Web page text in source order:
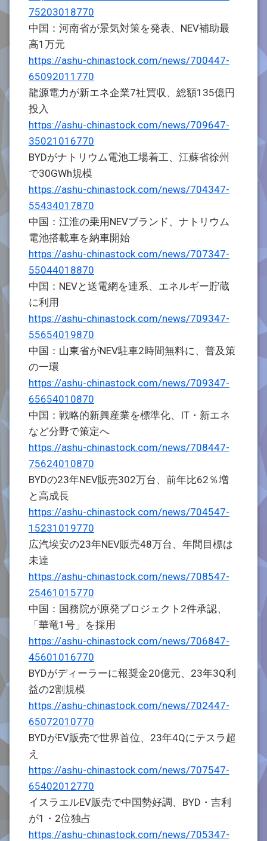
75203018770
中国：河南省が景気対策を発表、NEV補助最
高1万元
https://ashu-chinastock.com/news/700447-
65092011770
龍源電力が新エネ企業7社買収、総額135億円
投入
https://ashu-chinastock.com/news/709647-
35021016770
BYDがナトリウム電池工場着工、江蘇省徐州
で30GWh規模
https://ashu-chinastock.com/news/704347-
55434017870
中国：江淮の乗用NEVブランド、ナトリウム
電池搭載車を納車開始
https://ashu-chinastock.com/news/707347-
55044018870
中国：NEVと送電網を連系、エネルギー貯蔵
に利用
https://ashu-chinastock.com/news/709347-
55654019870
中国：山東省がNEV駐車2時間無料に、普及策
の一環
https://ashu-chinastock.com/news/709347-
65654010870
中国：戦略的新興産業を標準化、IT・新エネ
など分野で策定へ
https://ashu-chinastock.com/news/708447-
75624010870
BYDの23年NEV販売302万台、前年比62％増
と高成長
https://ashu-chinastock.com/news/704547-
15231019770
広汽埃安の23年NEV販売48万台、年間目標は
未達
https://ashu-chinastock.com/news/708547-
25461015770
中国：国務院が原発プロジェクト2件承認、
「華竜1号」を採用
https://ashu-chinastock.com/news/706847-
45601016770
BYDがディーラーに報奨金20億元、23年3Q利
益の2割規模
https://ashu-chinastock.com/news/702447-
65072010770
BYDがEV販売で世界首位、23年4Qにテスラ超
え
https://ashu-chinastock.com/news/707547-
65402012770
イスラエルEV販売で中国勢好調、BYD・吉利
が1・2位独占
https://ashu-chinastock.com/news/705347-